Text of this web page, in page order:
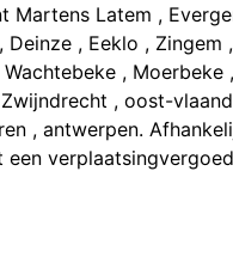
Martens Latem ,
Deinze , Eeklo , Zingem ,
, Moerbeke
, oost-
, antwerpen.